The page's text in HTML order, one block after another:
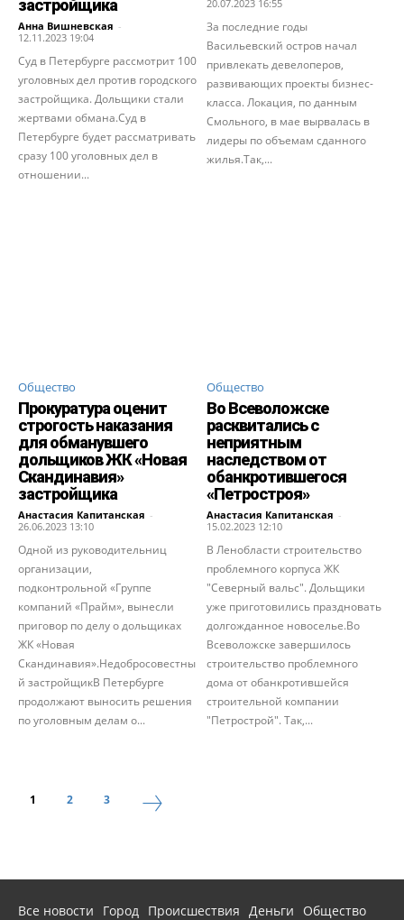
застройщика
Анна Вишневская -
12.11.2023 19:04
Суд в Петербурге рассмотрит 100
уголовных дел против городского
застройщика. Дольщики стали
жертвами обмана.Суд в
Петербурге будет рассматривать
сразу 100 уголовных дел в
отношении...
20.07.2023 16:55
За последние годы
Васильевский остров начал
привлекать девелоперов,
развивающих проекты бизнес-
класса. Локация, по данным
Смольного, в мае вырвалась в
лидеры по объемам сданного
жилья.Так,...
Общество
Прокуратура оценит
строгость наказания
для обманувшего
дольщиков ЖК «Новая
Скандинавия»
застройщика
Анастасия Капитанская -
26.06.2023 13:10
Одной из руководительниц
организации,
подконтрольной «Группе
компаний «Прайм», вынесли
приговор по делу о дольщиках
ЖК «Новая
Скандинавия».Недобросовестны
й застройщикВ Петербурге
продолжают выносить решения
по уголовным делам о...
Общество
Во Всеволожске
расквитались с
неприятным
наследством от
обанкротившегося
«Петростроя»
Анастасия Капитанская -
15.02.2023 12:10
В Ленобласти строительство
проблемного корпуса ЖК
"Северный вальс". Дольщики
уже приготовились праздновать
долгожданное новоселье.Во
Всеволожске завершилось
строительство проблемного
дома от обанкротившейся
строительной компании
"Петрострой". Так,...
1 2 3
Все новости Город Происшествия Деньги
Общество